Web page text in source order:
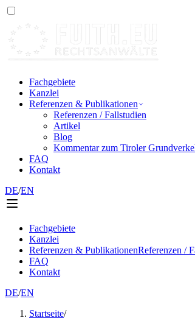
Fachgebiete
Kanzlei
Referenzen & Publikationen
Referenzen / Fallstudien
Artikel
Blog
Kommentar zum Tiroler
FAQ
Kontakt
DE/EN
Fachgebiete
Kanzlei
Referenzen & PublikationenReferenzen /
FAQ
Kontakt
DE/EN
Startseite/